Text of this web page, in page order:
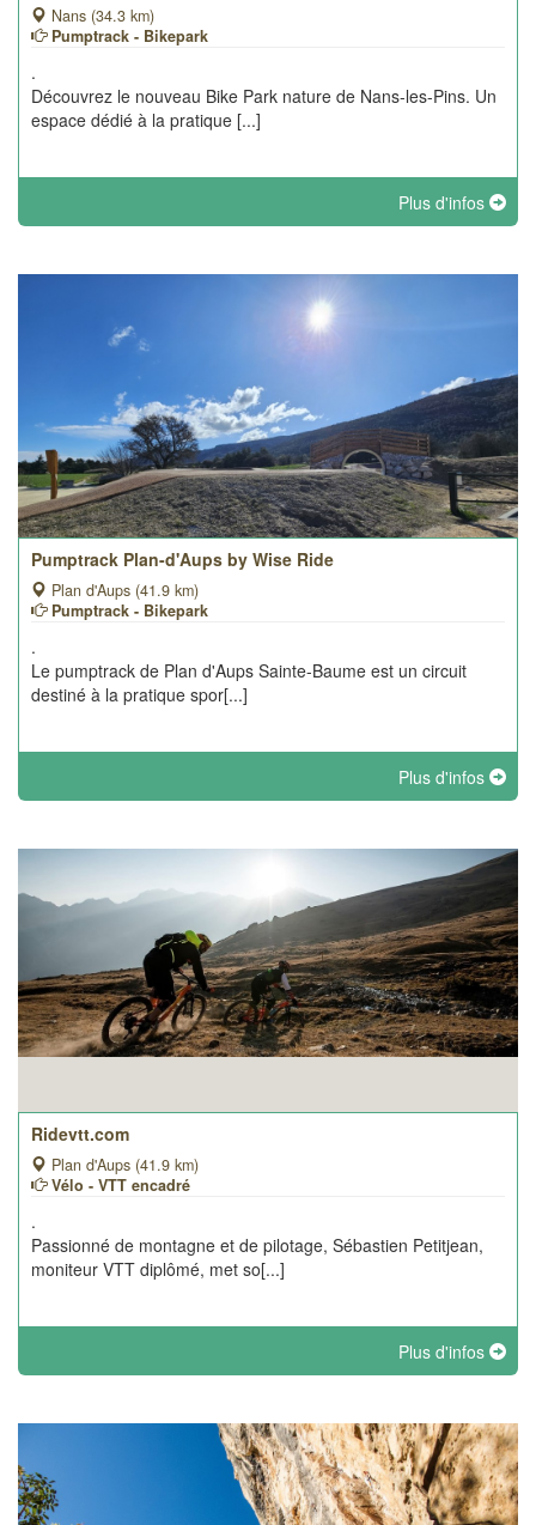
Nans (34.3 km)
Pumptrack - Bikepark
.
Découvrez le nouveau Bike Park nature de Nans-les-Pins. Un
espace dédié à la pratique [...]
Plus d'infos
Pumptrack Plan-d'Aups by Wise Ride
Plan d'Aups (41.9 km)
Pumptrack - Bikepark
.
Le pumptrack de Plan d'Aups Sainte-Baume est un circuit
destiné à la pratique spor[...]
Plus d'infos
Ridevtt.com
Plan d'Aups (41.9 km)
Vélo - VTT encadré
.
Passionné de montagne et de pilotage, Sébastien Petitjean,
moniteur VTT diplômé, met so[...]
Plus d'infos